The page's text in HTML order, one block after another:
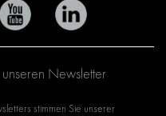
Newsletter
stimmen Sie unserer